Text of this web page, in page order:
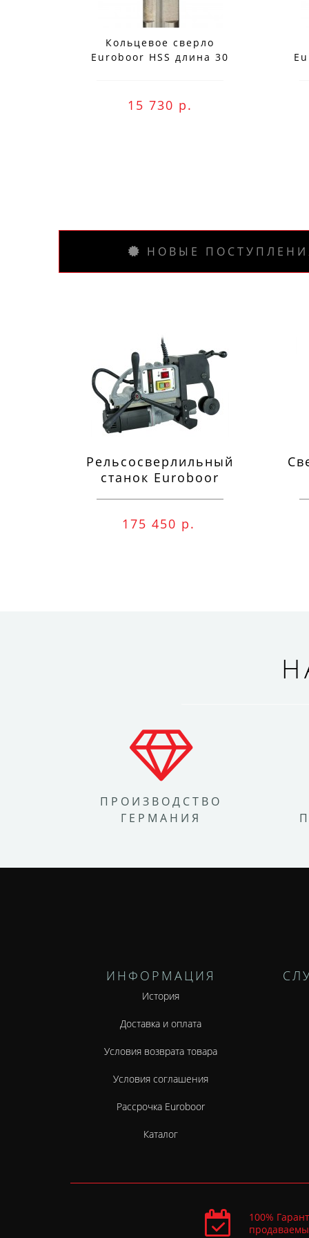
Кольцевое сверло
Euroboor HSS длина 30
15 730 р.
НОВЫЕ
Рельсосверлильный
станок Euroboor
175 450 р.
ПРОИЗВОДСТВО
ГЕРМАНИЯ
ИНФОРМАЦИЯ
История
Доставка и оплата
Условия возврата товара
Условия соглашения
Рассрочка Euroboor
Каталог
100%